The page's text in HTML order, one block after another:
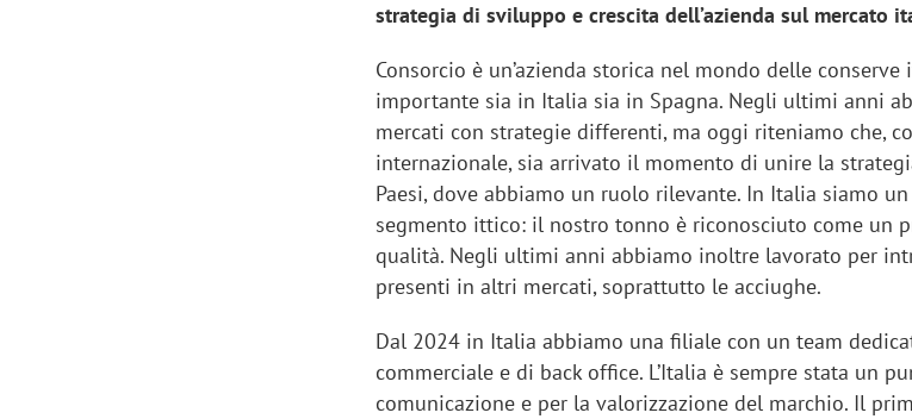
strategia di sviluppo e crescita dell’azienda sul mercato
Consorcio è un’azienda storica nel mondo delle
importante sia in Italia sia in Spagna. Negli ultimi anni
mercati con strategie differenti, ma oggi riteniamo che,
internazionale, sia arrivato il momento di unire la
Paesi, dove abbiamo un ruolo rilevante. In Italia siamo
segmento ittico: il nostro tonno è riconosciuto come un
qualità. Negli ultimi anni abbiamo inoltre lavorato per
presenti in altri mercati, soprattutto le acciughe.
Dal 2024 in Italia abbiamo una filiale con un team
commerciale e di back office. L’Italia è sempre stata un
comunicazione e per la valorizzazione del marchio. Il